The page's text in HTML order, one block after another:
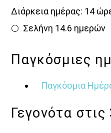
Διάρκεια ημέρας: 14
🌕 Σελήνη 14.6 ημερών
Παγκόσμιες
Παγκόσμια
Γεγονότα στις